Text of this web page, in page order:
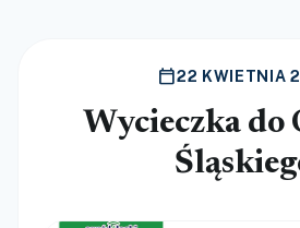
calendar_today22 KWIETNIA
Wycieczka do